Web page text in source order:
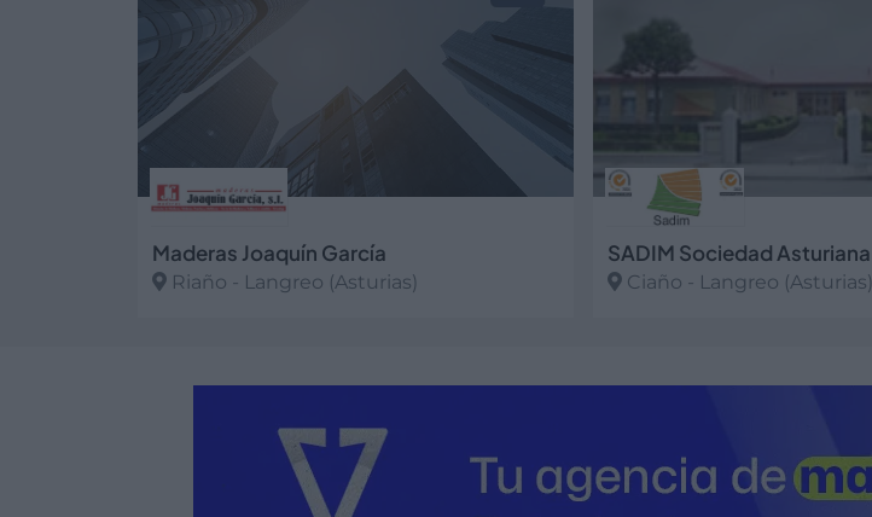
Maderas Joaquín García
Riaño - Langreo (Asturias) Ciaño - Langreo (Asturias)